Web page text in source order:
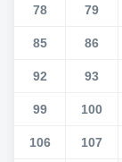
78 79
85 86
92 93
99 100
106 107